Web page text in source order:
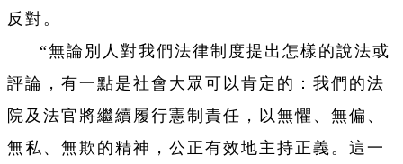
反對。
“無論別人對我們法律制度提出怎樣的說法或
評論，有一點是社會大眾可以肯定的：我們的法
院及法官將繼續履行憲制責任，以無懼、無偏、
無私、無欺的精神，公正有效地主持正義。這一